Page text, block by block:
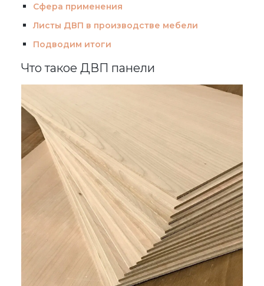
Сфера применения
Листы ДВП в производстве мебели
Подводим итоги
Что такое ДВП панели